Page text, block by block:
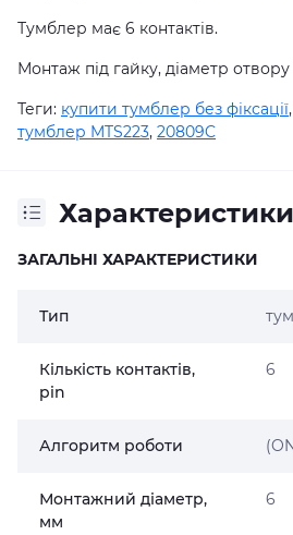
Тумблер має 6 контактів.
Монтаж під гайку, діаметр отвору
Теги: купити тумблер без фіксації,
тумблер MTS223, 20809C
Характеристики
ЗАГАЛЬНІ ХАРАКТЕРИСТИКИ
Тип
Кількість контактів,
pin
6
Алгоритм роботи
Монтажний діаметр,
мм
6